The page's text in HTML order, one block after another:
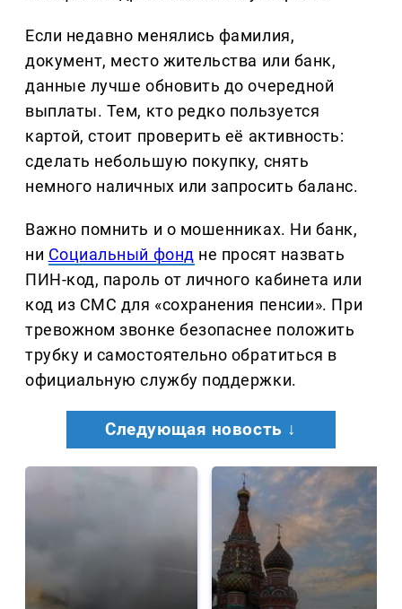
Если недавно менялись фамилия,
документ, место жительства или банк,
данные лучше обновить до очередной
выплаты. Тем, кто редко пользуется
картой, стоит проверить её активность:
сделать небольшую покупку, снять
немного наличных или запросить баланс.
Важно помнить и о мошенниках. Ни банк,
ни Социальный фонд не просят назвать
ПИН-код, пароль от личного кабинета или
код из СМС для «сохранения пенсии». При
тревожном звонке безопаснее положить
трубку и самостоятельно обратиться в
официальную службу поддержки.
Следующая новость ↓